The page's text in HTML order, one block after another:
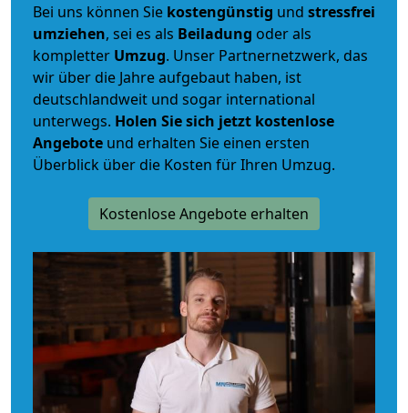
Bei uns können Sie kostengünstig und stressfrei
umziehen, sei es als Beiladung oder als
kompletter Umzug. Unser Partnernetzwerk, das
wir über die Jahre aufgebaut haben, ist
deutschlandweit und sogar international
unterwegs. Holen Sie sich jetzt kostenlose
Angebote und erhalten Sie einen ersten
Überblick über die Kosten für Ihren Umzug.
Kostenlose Angebote erhalten